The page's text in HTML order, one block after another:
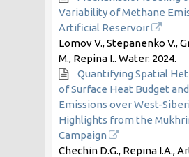
Variability of Methane
Artificial Reservoir
Lomov V., Stepanenko V.,
M., Repina I.. Water. 2024.
Quantifying Spatial
of Surface Heat Budget
Emissions over West-
Highlights from the
Campaign
Chechin D.G., Repina I.A.,